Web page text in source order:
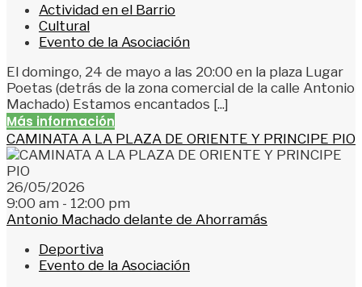
Actividad en el Barrio
Cultural
Evento de la Asociación
El domingo, 24 de mayo a las 20:00 en la plaza Lugar
Poetas (detrás de la zona comercial de la calle Antonio
Machado) Estamos encantados [...]
Más información
CAMINATA A LA PLAZA DE ORIENTE Y PRINCIPE PIO
26/05/2026
9:00 am - 12:00 pm
Antonio Machado delante de Ahorramás
Deportiva
Evento de la Asociación